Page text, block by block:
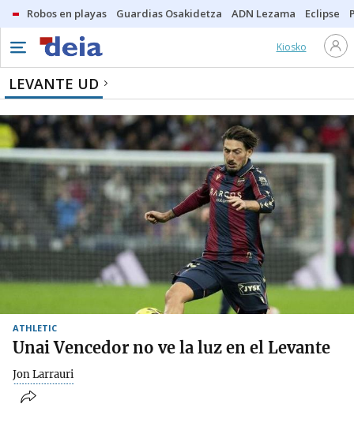
Robos en playas Guardias Osakidetza ADN Lezama Eclipse
Kiosko
LEVANTE UD
ATHLETIC
Unai Vencedor no ve la luz en el Levante
Jon Larrauri